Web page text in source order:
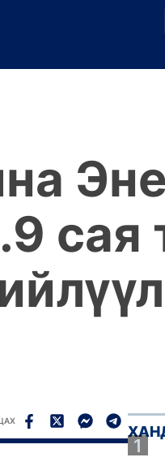
сая
1